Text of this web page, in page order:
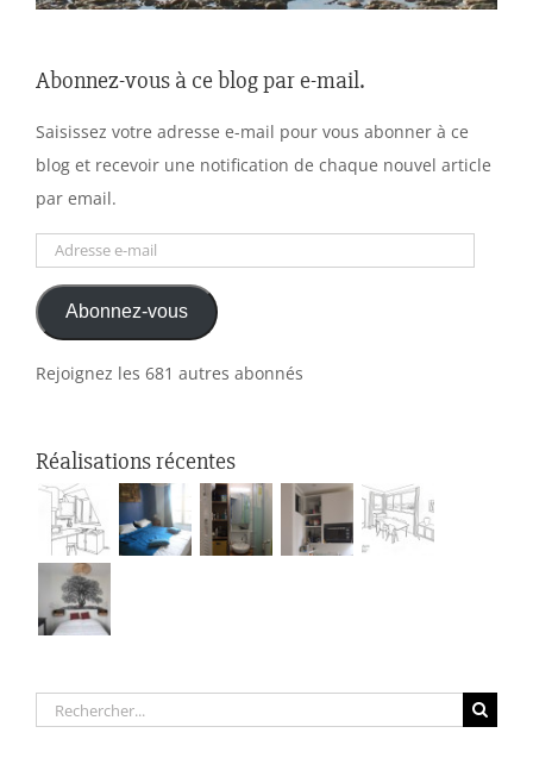
Abonnez-vous à ce blog par e-mail.
Saisissez votre adresse e-mail pour vous abonner à ce
blog et recevoir une notification de chaque nouvel article
par email.
Adresse
mailAbonnez-vous
Rejoignez les 681 autres abonnés
Réalisations récentes
Rechercher: